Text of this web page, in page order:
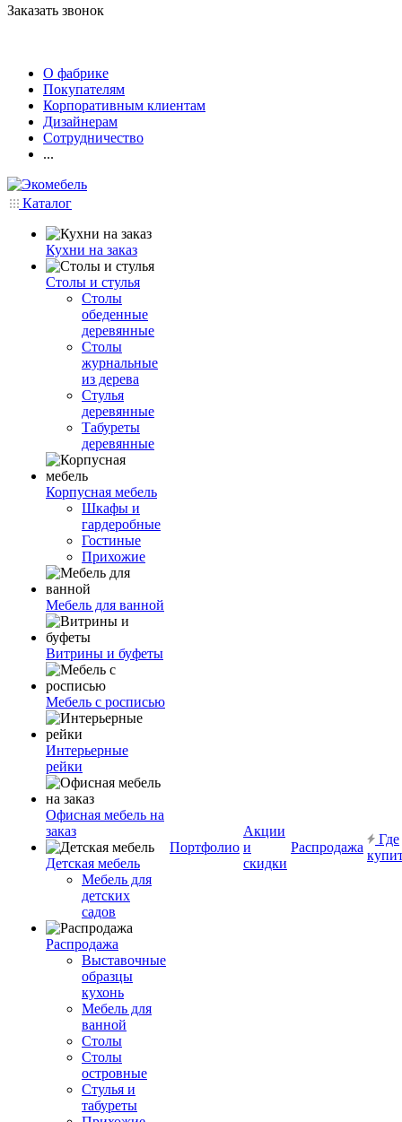
Заказать звонок
О фабрике
Покупателям
Корпоративным клиентам
Дизайнерам
Сотрудничество
...
Каталог
Кухни на заказ
Столы и стулья
Столы
обеденные
деревянные
Столы
журнальные
из дерева
Стулья
деревянные
Табуреты
деревянные
Корпусная мебель
Шкафы и
гардеробные
Гостиные
Прихожие
Мебель для ванной
Витрины и буфеты
Мебель с росписью
Интерьерные
рейки
Офисная мебель на
заказ
Детская мебель
Мебель для
детских
садов
Распродажа
Выставочные
образцы
кухонь
Мебель для
ванной
Столы
Столы
островные
Стулья и
табуреты
Портфолио
Акции
и
скидки
Распродажа
Где